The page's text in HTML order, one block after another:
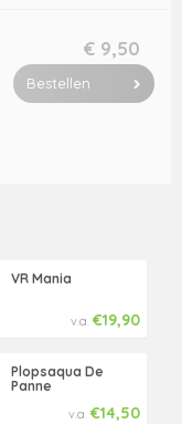
€ 9,50
Bestellen
VR Mania
v.a.€19,90
Plopsaqua De
Panne
v.a.€14,50